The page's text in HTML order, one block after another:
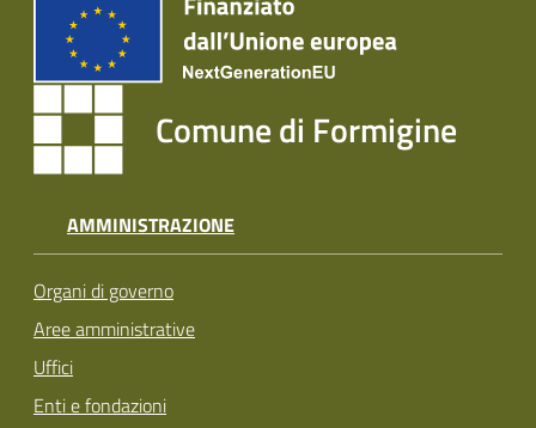
Comune di Formigine
AMMINISTRAZIONE
Organi di governo
Aree amministrative
Uffici
Enti e fondazioni